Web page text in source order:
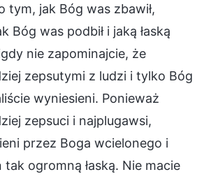
tym, jak Bóg was zbawił,
Bóg was podbił i jaką łaską
nie zapominajcie, że
zepsutymi z ludzi i tylko Bóg
wyniesieni. Ponieważ
zepsuci i najplugawsi,
przez Boga wcielonego i
tak ogromną łaską. Nie macie